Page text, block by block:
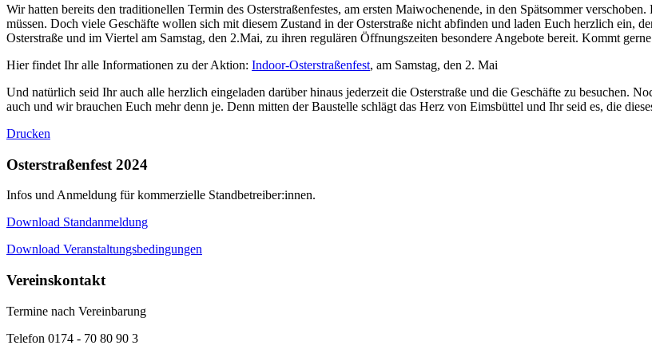
Wir hatten bereits den traditionellen Termin des Osterstraßenfestes, am ersten Maiwochenende, in den Spätsommer
müssen. Doch viele Geschäfte wollen sich mit diesem Zustand in der Osterstraße nicht abfinden und laden Euch herzlich ein,
Osterstraße und im Viertel am Samstag, den 2.Mai, zu ihren regulären Öffnungszeiten besondere Angebote bereit. Kommt
Hier findet Ihr alle Informationen zu der Aktion: Indoor-Osterstraßenfest, am Samstag, den 2. Mai
Und natürlich seid Ihr auch alle herzlich eingeladen darüber hinaus jederzeit die Osterstraße und die Geschäfte zu besuchen.
auch und wir brauchen Euch mehr denn je. Denn mitten der Baustelle schlägt das Herz von Eimsbüttel und Ihr seid es, die
Drucken
Osterstraßenfest 2024
Infos und Anmeldung für kommerzielle Standbetreiber:innen.
Download Standanmeldung
Download Veranstaltungsbedingungen
Vereinskontakt
Termine nach Vereinbarung
Telefon 0174 - 70 80 90 3